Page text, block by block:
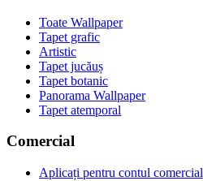
Toate Wallpaper
Tapet grafic
Artistic
Tapet jucăuș
Tapet botanic
Panorama Wallpaper
Tapet atemporal
Comercial
Aplicați pentru contul comercial